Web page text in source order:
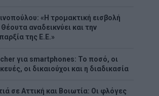
«Η τρομακτική εισβολή
αναδεικνύει και την
της Ε.Ε.»
για smartphones: Το ποσό, οι
οι δικαιούχοι και η διαδικασία
σε Αττική και Βοιωτία: Οι φλόγες